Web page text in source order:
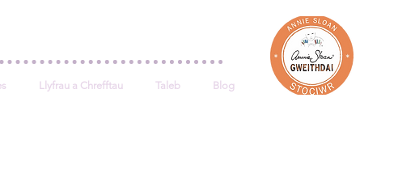
Llyfrau a Chrefftau Taleb Blog